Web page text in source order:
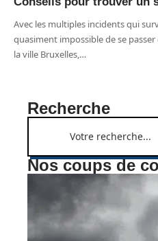
Avec les multiples incidents qui
quasiment impossible de se passer
la ville Bruxelles,…
Recherche
Nos coups de